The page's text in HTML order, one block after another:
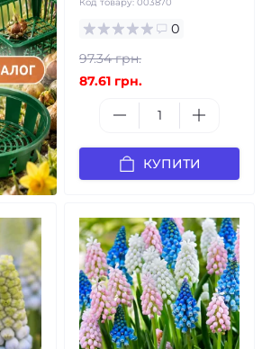
0
97.34 грн.
87.61 грн.
КУПИТИ